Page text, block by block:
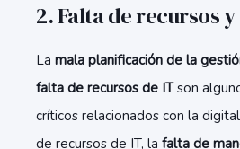
2. Falta de recursos
La mala planificación de la
falta de recursos de ITson
críticos relacionados con la
de recursos de IT, la falta de